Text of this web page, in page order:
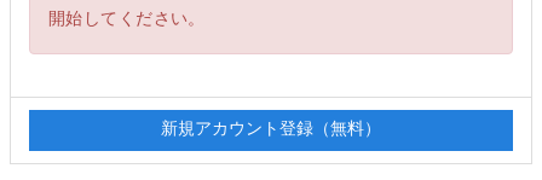
開始してください。